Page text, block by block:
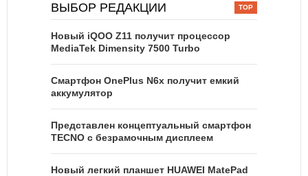
ВЫБОР РЕДАКЦИИ
Новый iQOO Z11 получит процессор
MediaTek Dimensity 7500 Turbo
Смартфон OnePlus N6x получит емкий
аккумулятор
Представлен концептуальный смартфон
TECNO с безрамочным дисплеем
Новый легкий планшет HUAWEI MatePad